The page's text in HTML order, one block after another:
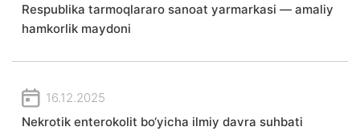
Respublika tarmoqlararo sanoat yarmarkasi — amaliy
hamkorlik maydoni
16.12.2025
Nekrotik enterokolit bo‘yicha ilmiy davra suhbati